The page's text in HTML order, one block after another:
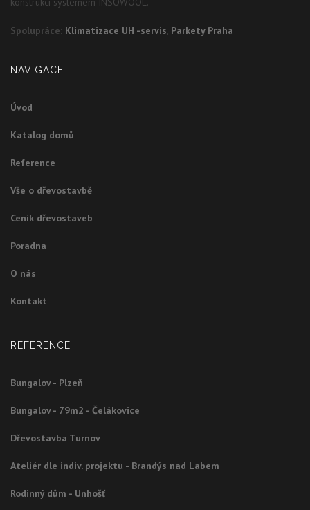
Spolupráce: Klimatizace UH -servis, Parkety Praha
NAVIGACE
Úvod
Katalog domů
Reference
Vše o dřevostavbě
Ceník dřevostaveb
Poradna
O nás
Kontakt
REFERENCE
Bungalov - Plzeň
Bungalov - 79m2 - Čelákovice
Dřevostavba Turnov
Ateliér dle indiv. projektu - Brandýs nad Labem
Rodinný dům - Unhošť